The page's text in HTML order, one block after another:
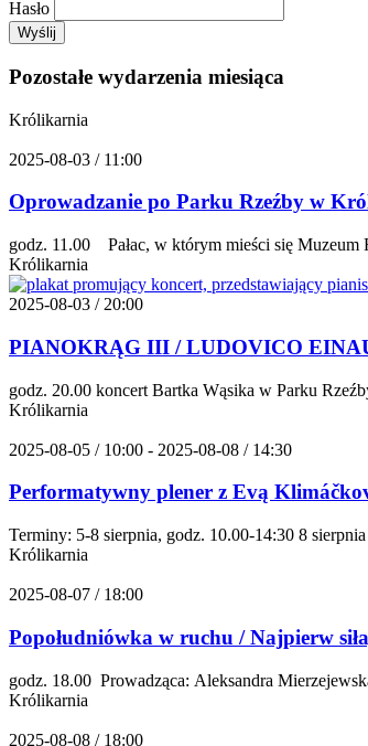
Hasło
Pozostałe wydarzenia miesiąca
Królikarnia
2025-08-03 / 11:00
Oprowadzanie po Parku Rzeźby w
godz. 11.00 Pałac, w którym mieści się Muzeum
Królikarnia
2025-08-03 / 20:00
PIANOKRĄG III / LUDOVICO
godz. 20.00 koncert Bartka Wąsika w Parku
Królikarnia
2025-08-05 / 10:00 - 2025-08-08 / 14:30
Performatywny plener z Evą
Terminy: 5-8 sierpnia, godz. 10.00-14:30 8
Królikarnia
2025-08-07 / 18:00
Popołudniówka w ruchu / Najpierw
godz. 18.00 Prowadząca: Aleksandra
Królikarnia
2025-08-08 / 18:00